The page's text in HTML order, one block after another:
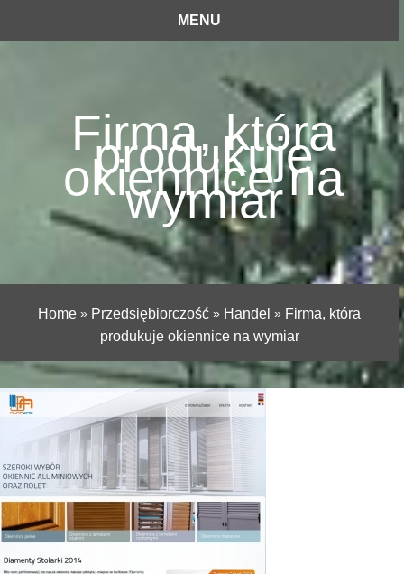
MENU
Firma, która
produkuje
okiennice na
wymiar
Home » Przedsiębiorczość » Handel » Firma, która
produkuje okiennice na wymiar